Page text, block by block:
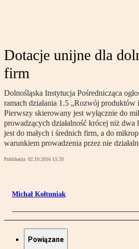
Dotacje unijne dla
firm
Dolnośląska Instytucja Pośrednicząca
ramach działania 1.5 „Rozwój produktów
Pierwszy skierowany jest wyłącznie do
prowadzących działalność krócej niż dwa
jest do małych i średnich firm, a do
warunkiem prowadzenia przez nie
Publikacja: 02.10.2016 15:33
Michał Kołtuniak
Powiązane